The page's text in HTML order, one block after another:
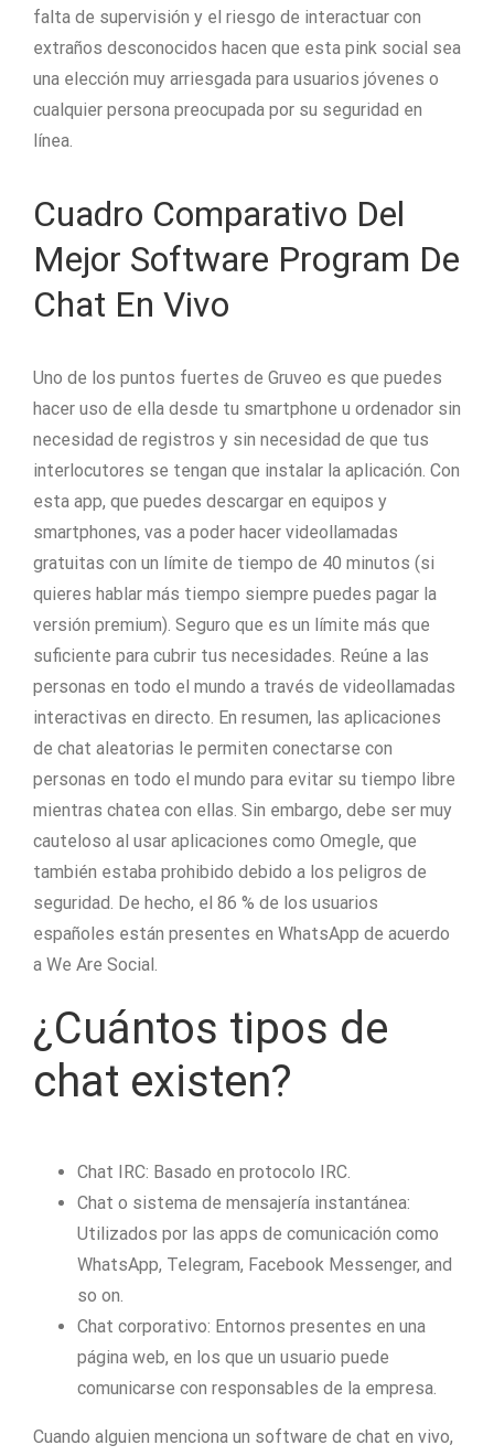
falta de supervisión y el riesgo de interactuar con
extraños desconocidos hacen que esta pink social sea
una elección muy arriesgada para usuarios jóvenes o
cualquier persona preocupada por su seguridad en
línea.
Cuadro Comparativo Del
Mejor Software Program De
Chat En Vivo
Uno de los puntos fuertes de Gruveo es que puedes
hacer uso de ella desde tu smartphone u ordenador sin
necesidad de registros y sin necesidad de que tus
interlocutores se tengan que instalar la aplicación. Con
esta app, que puedes descargar en equipos y
smartphones, vas a poder hacer videollamadas
gratuitas con un límite de tiempo de 40 minutos (si
quieres hablar más tiempo siempre puedes pagar la
versión premium). Seguro que es un límite más que
suficiente para cubrir tus necesidades. Reúne a las
personas en todo el mundo a través de videollamadas
interactivas en directo. En resumen, las aplicaciones
de chat aleatorias le permiten conectarse con
personas en todo el mundo para evitar su tiempo libre
mientras chatea con ellas. Sin embargo, debe ser muy
cauteloso al usar aplicaciones como Omegle, que
también estaba prohibido debido a los peligros de
seguridad. De hecho, el 86 % de los usuarios
españoles están presentes en WhatsApp de acuerdo
a We Are Social.
¿Cuántos tipos de
chat existen?
Chat IRC: Basado en protocolo IRC.
Chat o sistema de mensajería instantánea:
Utilizados por las apps de comunicación como
WhatsApp, Telegram, Facebook Messenger, and
so on.
Chat corporativo: Entornos presentes en una
página web, en los que un usuario puede
comunicarse con responsables de la empresa.
Cuando alguien menciona un software de chat en vivo,